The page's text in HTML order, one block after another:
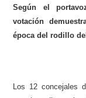
Según el
votación
época del rodillo
Los 12 concejales